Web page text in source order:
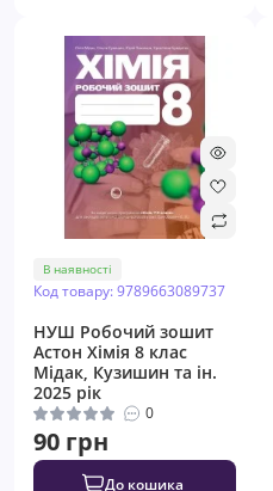
В наявності
Код товару: 9789663089737
НУШ ​Робочий зошит
Астон Хімія 8 клас
Мідак, Кузишин та ін.
2025 рік
0
90 грн
До кошика